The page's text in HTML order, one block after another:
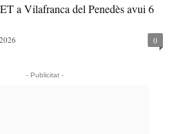
a Vilafranca del Penedès avui 6
0
- Publicitat -